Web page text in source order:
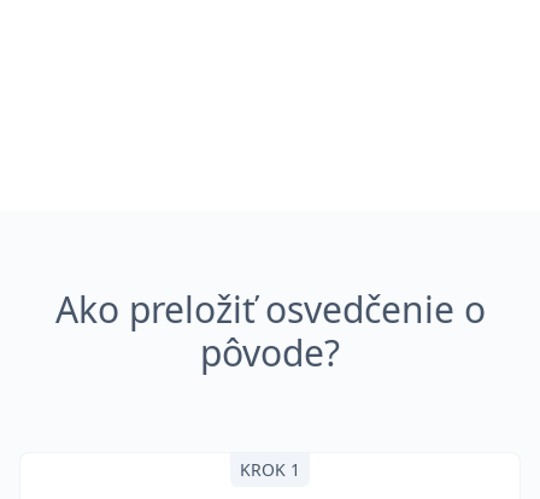
Ako preložiť osvedčenie o
pôvode?
KROK 1